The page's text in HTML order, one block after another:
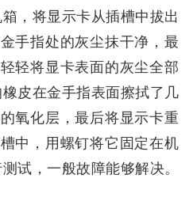
，将显示卡从插槽中拔出
手指处的灰尘抹干净，最
轻将显卡表面的灰尘全部
皮在金手指表面擦拭了几
氧化层，最后将显示卡重
中，用螺钉将它固定在机
试，一般故障能够解决。